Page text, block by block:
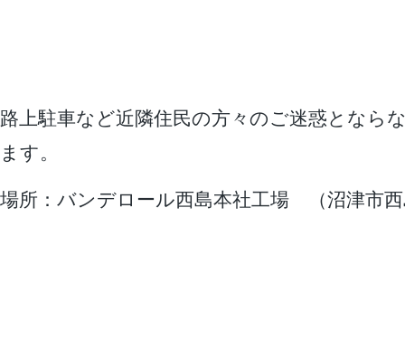
路上駐車など近隣住民の方々のご迷惑となら
ます。
場所：バンデロール西島本社工場 （沼津市